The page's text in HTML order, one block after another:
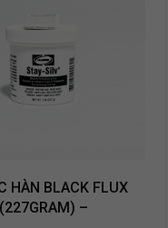
HÀN BLACK FLUX
(227GRAM) –